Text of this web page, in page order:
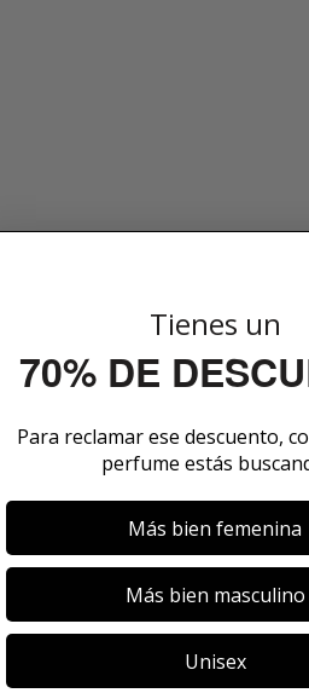
Tienes un
70% DE
Para reclamar ese descuento,
perfume estás
Más bien femenina
Más bien masculino
Unisex